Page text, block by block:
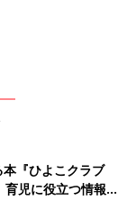
『ひよこクラブ
児に役立つ情報が